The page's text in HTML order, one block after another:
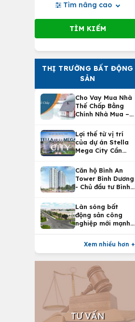
Tìm nâng cao
THỊ TRƯỜNG BẤT ĐỘNG
SẢN
Cho Vay Mua Nhà
Thế Chấp Bằng
Chính Nhà Mua –
Nhà Tại
Vietcombank
Lợi thế từ vị trí
của dự án Stella
Mega City Cần
Căn hộ Bình An
Tower Bình Dương
- Chủ đầu tư Bình
Làn sóng bất
động sản công
nghiệp mới mạnh
Xem nhiều hơn +
TƯ VẤN